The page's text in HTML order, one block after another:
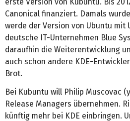
Canonical finanziert. Damals
werde der Version von Ubuntu mit
deutsche IT-Unternehmen Blue
daraufhin die Weiterentwicklung
auch schon andere KDE-
Brot.
Bei Kubuntu will Philip Muscovac
Release Managers übernehmen.
künftig mehr bei KDE einbringen.